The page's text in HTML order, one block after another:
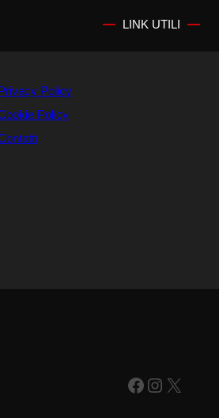
LINK UTILI
Policy
Policy
Facebook
Instagram
X